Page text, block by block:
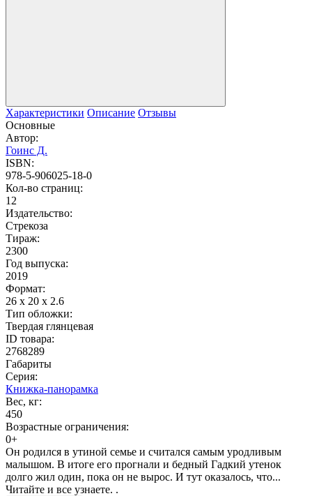
Характеристики Описание Отзывы
Основные
Автор:
Гоинс Д.
ISBN:
978-5-906025-18-0
Кол-во страниц:
12
Издательство:
Стрекоза
Тираж:
2300
Год выпуска:
2019
Формат:
26 x 20 x 2.6
Тип обложки:
Твердая глянцевая
ID товара:
2768289
Габариты
Серия:
Книжка-панорамка
Вес, кг:
450
Возрастные ограничения:
0+
Он родился в утиной семье и считался самым уродливым
малышом. В итоге его прогнали и бедный Гадкий утенок
долго жил один, пока он не вырос. И тут оказалось, что...
Читайте и все узнаете. .